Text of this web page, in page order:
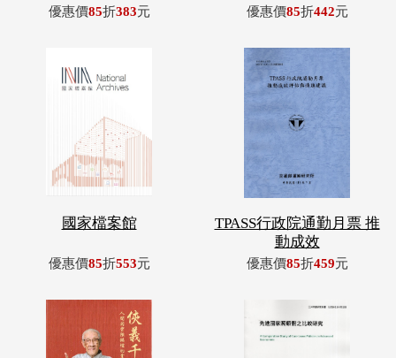
優惠價85折383元 優惠價85折442元
國家檔案館
優惠價85折553元
TPASS行政院通勤月票 推
動成效
優惠價85折459元